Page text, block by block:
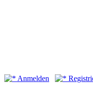
Anmelden